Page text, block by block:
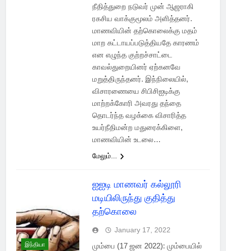
நீதித்துறை நடுவர் முன் ஆஜராகி
ரகசிய வாக்குமூலம் அளித்தனர்.
மாணவியின் தற்கொலைக்கு மதம்
மாற கட்டாயப்படுத்தியதே காரணம்
என எழுந்த குற்றச்சாட்டை
காவல்துறையினர் ஏற்கனவே
மறுத்திருந்தனர். இந்நிலையில்,
விசாரணையை சிபிசிஐடிக்கு
மாற்றக்கோரி அவரது தந்தை
தொடர்ந்த வழக்கை விசாரித்த
உயர்நீதிமன்ற மதுரைக்கிளை,
மாணவியின் உடலை…
மேலும்...
இந்தியா
ஐஐடி மாணவர் கல்லூரி
மடியிலிருந்து குதித்து
தற்கொலை
January 17, 2022
மும்பை (17 ஜன 2022): மும்பையில்